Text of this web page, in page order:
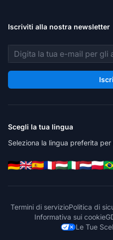
Iscriviti alla nostra newsletter
Indirizzo email
Scegli la tua lingua
Seleziona la lingua preferita
Termini di servizioPolitica di
Informativa sui cookie
Le Tue